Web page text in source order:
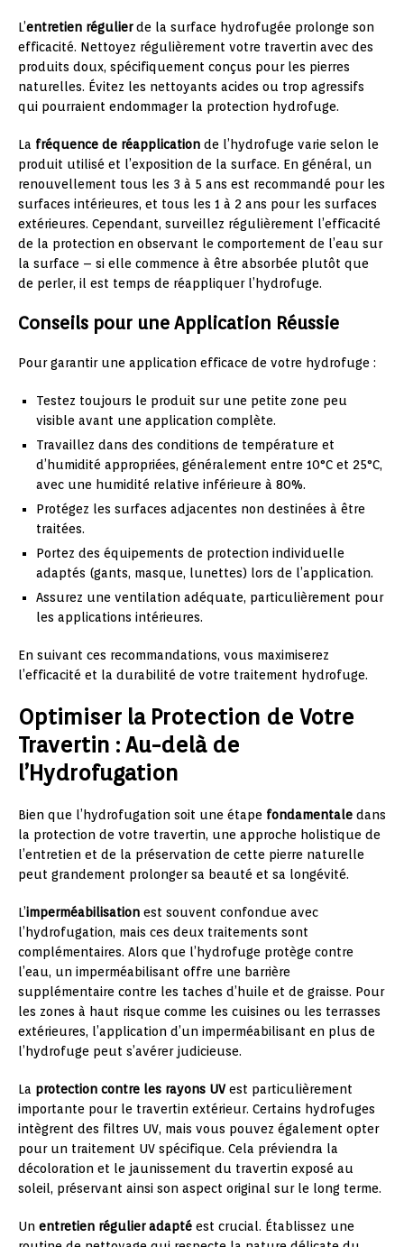
L’entretien régulierde la surface hydrofugée prolonge son
efficacité. Nettoyez régulièrement votre travertin avec des
produits doux, spécifiquement conçus pour les pierres
naturelles. Évitez les nettoyants acides ou trop agressifs
qui pourraient endommager la protection hydrofuge.
La fréquence de réapplication de l’hydrofuge varie selon le
produit utilisé et l’exposition de la surface. En général, un
renouvellement tous les 3 à 5 ans est recommandé pour les
surfaces intérieures, et tous les 1 à 2 ans pour les surfaces
extérieures. Cependant, surveillez régulièrement l’efficacité
de la protection en observant le comportement de l’eau sur
la surface – si elle commence à être absorbée plutôt que
de perler, il est temps de réappliquer l’hydrofuge.
Conseils pour une Application Réussie
Pour garantir une application efficace de votre hydrofuge :
Testez toujours le produit sur une petite zone peu
visible avant une application complète.
Travaillez dans des conditions de température et
d’humidité appropriées, généralement entre 10°C et 25°C,
avec une humidité relative inférieure à 80%.
Protégez les surfaces adjacentes non destinées à être
traitées.
Portez des équipements de protection individuelle
adaptés (gants, masque, lunettes) lors de l’application.
Assurez une ventilation adéquate, particulièrement pour
les applications intérieures.
En suivant ces recommandations, vous maximiserez
l’efficacité et la durabilité de votre traitement hydrofuge.
Optimiser la Protection de Votre
Travertin : Au-delà de
l’Hydrofugation
Bien que l’hydrofugation soit une étape fondamentale dans
la protection de votre travertin, une approche holistique de
l’entretien et de la préservation de cette pierre naturelle
peut grandement prolonger sa beauté et sa longévité.
L’imperméabilisation est souvent confondue avec
l’hydrofugation, mais ces deux traitements sont
complémentaires. Alors que l’hydrofuge protège contre
l’eau, un imperméabilisant offre une barrière
supplémentaire contre les taches d’huile et de graisse. Pour
les zones à haut risque comme les cuisines ou les terrasses
extérieures, l’application d’un imperméabilisant en plus de
l’hydrofuge peut s’avérer judicieuse.
La protection contre les rayons UV est particulièrement
importante pour le travertin extérieur. Certains hydrofuges
intègrent des filtres UV, mais vous pouvez également opter
pour un traitement UV spécifique. Cela préviendra la
décoloration et le jaunissement du travertin exposé au
soleil, préservant ainsi son aspect original sur le long terme.
Un entretien régulier adapté est crucial. Établissez une